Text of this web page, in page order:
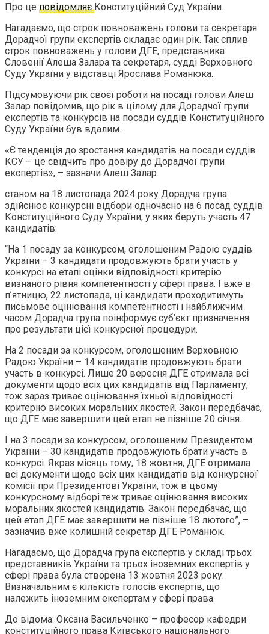
Про це повідомляєКонституційний Суд України.
Нагадаємо, що строк повноважень голови та секретаря
Дорадчої групи експертів складає один рік. Так сплив
строк повноважень у голови ДГЕ, представника
Словенії Алеша Залара та секретаря, судді Верховного
Суду України у відставці Ярослава Романюка.
Підсумовуючи рік своєї роботи на посаді голови Алеш
Залар повідомив, що рік в цілому для Дорадчої групи
експертів та конкурсів на посади суддів Конституційного
Суду України був вдалим.
«Є тенденція до зростання кандидатів на посади суддів
КСУ – це свідчить про довіру до Дорадчої групи
експертів», – зазначи Алеш Залар.
станом на 18 листопада 2024 року Дорадча група
здійснює конкурсні відбори одночасно на 6 посад суддів
Конституційного Суду України, у яких беруть участь 47
кандидатів:
“На 1 посаду за конкурсом, оголошеним Радою суддів
України – 3 кандидати продовжують брати участь у
конкурсі на етапі оцінки відповідності критерію
визнаного рівня компетентності у сфері права. І вже в
пʼятницю, 22 листопада, ці кандидати проходитимуть
письмове оцінювання компетентності і найближчим
часом Дорадча група поінформує суб’єкт призначення
про результати цієї конкурсної процедури.
На 2 посади за конкурсом, оголошеним Верховною
Радою України – 14 кандидатів продовжують брати
участь в конкурсі. Лише 20 вересня ДГЕ отримала всі
документи щодо всіх цих кандидатів від Парламенту,
тож зараз триває оцінювання їхньої відповідності
критерію високих моральних якостей. Закон передбачає,
що ДГЕ має завершити цей етап не пізніше 20 січня.
І на 3 посади за конкурсом, оголошеним Президентом
України – 30 кандидатів продовжують брати участь в
конкурсі. Якраз місяць тому, 18 жовтня, ДГЕ отримала
всі документи щодо всіх цих кандидатів від конкурсної
комісії при Президентові України, тож в цьому
конкурсному відборі теж триває оцінювання високих
моральних якостей кандидатів. Закон передбачає, що
цей етап ДГЕ має завершити не пізніше 18 лютого”, –
зазначив вже колишній секретар ДГЕ Романюк.
Нагадаємо, що Дорадча група експертів у складі трьох
представників України та трьох іноземних експертів у
сфері права була створена 13 жовтня 2023 року.
Визначальним є кількість голосів експертів, що
належить іноземним експертам у сфері права.
До відома: Оксана Васильченко – професор кафедри
конституційного права Київського національного